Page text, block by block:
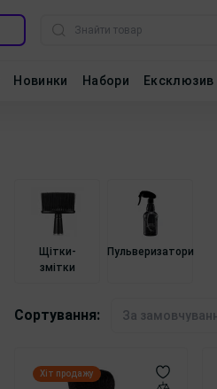
Новинки Набори Ексклюзив
Щітки-
змітки
Пульверизатори
Сортування:
Хіт продажу